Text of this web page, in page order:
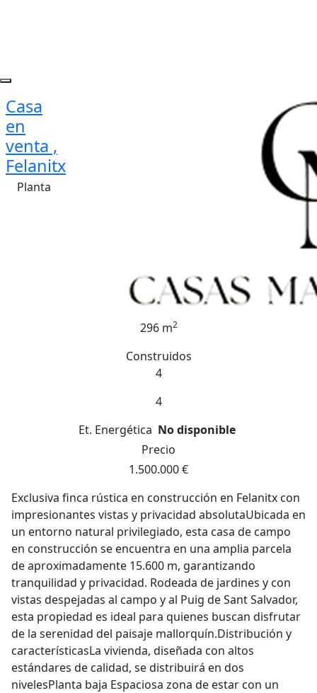
Casa
en
venta ,
Felanitx
Planta
296 m2
Construidos
4
4
Et. Energética No disponible
Precio
1.500.000 €
Exclusiva finca rústica en construcción en Felanitx con
impresionantes vistas y privacidad absolutaUbicada en
un entorno natural privilegiado, esta casa de campo
en construcción se encuentra en una amplia parcela
de aproximadamente 15.600 m, garantizando
tranquilidad y privacidad. Rodeada de jardines y con
vistas despejadas al campo y al Puig de Sant Salvador,
esta propiedad es ideal para quienes buscan disfrutar
de la serenidad del paisaje mallorquín.Distribución y
característicasLa vivienda, diseñada con altos
estándares de calidad, se distribuirá en dos
nivelesPlanta baja Espaciosa zona de estar con un